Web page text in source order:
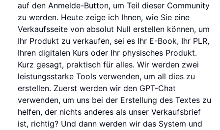
auf den Anmelde-Button, um Teil dieser Community
zu werden. Heute zeige ich Ihnen, wie Sie eine
Verkaufsseite von absolut Null erstellen können, um
Ihr Produkt zu verkaufen, sei es Ihr E-Book, Ihr PLR,
Ihren digitalen Kurs oder Ihr physisches Produkt.
Kurz gesagt, praktisch für alles. Wir werden zwei
leistungsstarke Tools verwenden, um all dies zu
erstellen. Zuerst werden wir den GPT-Chat
verwenden, um uns bei der Erstellung des Textes zu
helfen, der nichts anderes als unser Verkaufsbrief
ist, richtig? Und dann werden wir das System und